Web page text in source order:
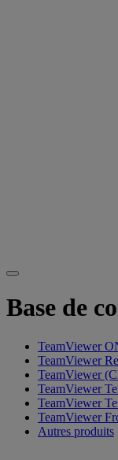
Base de
TeamViewer
TeamViewer
TeamViewer
TeamViewer
TeamViewer
TeamViewer
Autres produits